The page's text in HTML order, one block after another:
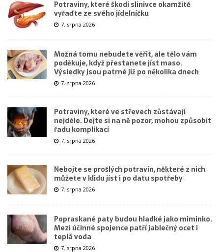
Potraviny, které škodí slinivce okamžitě
vyřaďte ze svého jídelníčku
7. srpna 2026
Možná tomu nebudete věřit, ale tělo vám
poděkuje, když přestanete jíst maso.
Výsledky jsou patrné již po několika dnech
7. srpna 2026
Potraviny, které ve střevech zůstávají
nejdéle. Dejte si na ně pozor, mohou způsobit
řadu komplikací
7. srpna 2026
Nebojte se prošlých potravin, některé z nich
můžete v klidu jíst i po datu spotřeby
7. srpna 2026
Popraskané paty budou hladké jako miminko.
Mezi účinné spojence patří jablečný ocet i
teplá voda
7. srpna 2026